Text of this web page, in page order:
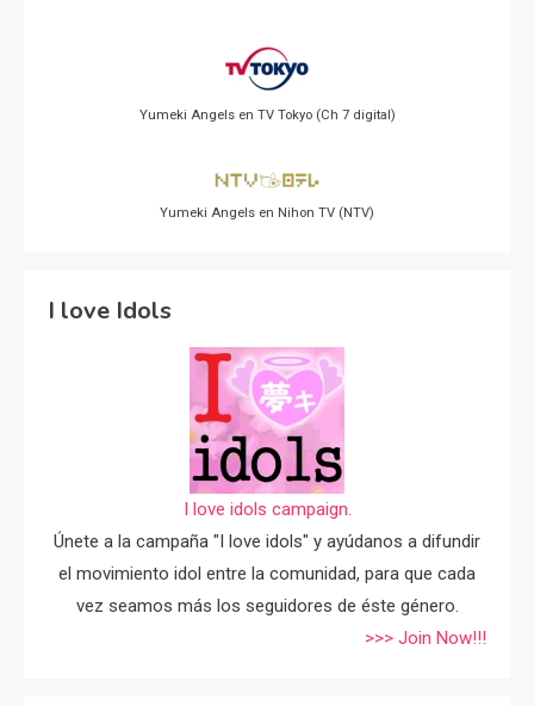
Yumeki Angels en TV Tokyo (Ch 7 digital)
Yumeki Angels en Nihon TV (NTV)
I love Idols
I love idols campaign.
Únete a la campaña "I love idols" y ayúdanos a difundir
el movimiento idol entre la comunidad, para que cada
vez seamos más los seguidores de éste género.
>>> Join Now!!!